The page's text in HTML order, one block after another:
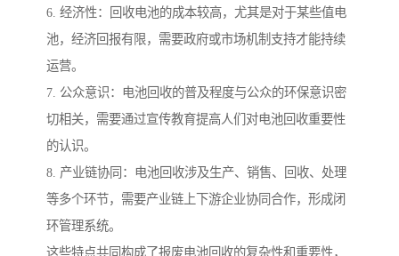
6. 经济性：回收电池的成本较高，尤其是对于某些值电
池，经济回报有限，需要政府或市场机制支持才能持续
运营。
7. 公众意识：电池回收的普及程度与公众的环保意识密
切相关，需要通过宣传教育提高人们对电池回收重要性
的认识。
8. 产业链协同：电池回收涉及生产、销售、回收、处理
等多个环节，需要产业链上下游企业协同合作，形成闭
环管理系统。
这些特点共同构成了报废电池回收的复杂性和重要性，